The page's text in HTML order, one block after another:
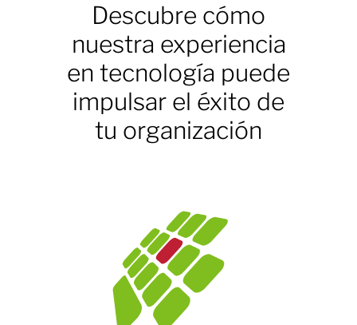
Descubre cómo
nuestra experiencia
en tecnología puede
impulsar el éxito de
tu organización